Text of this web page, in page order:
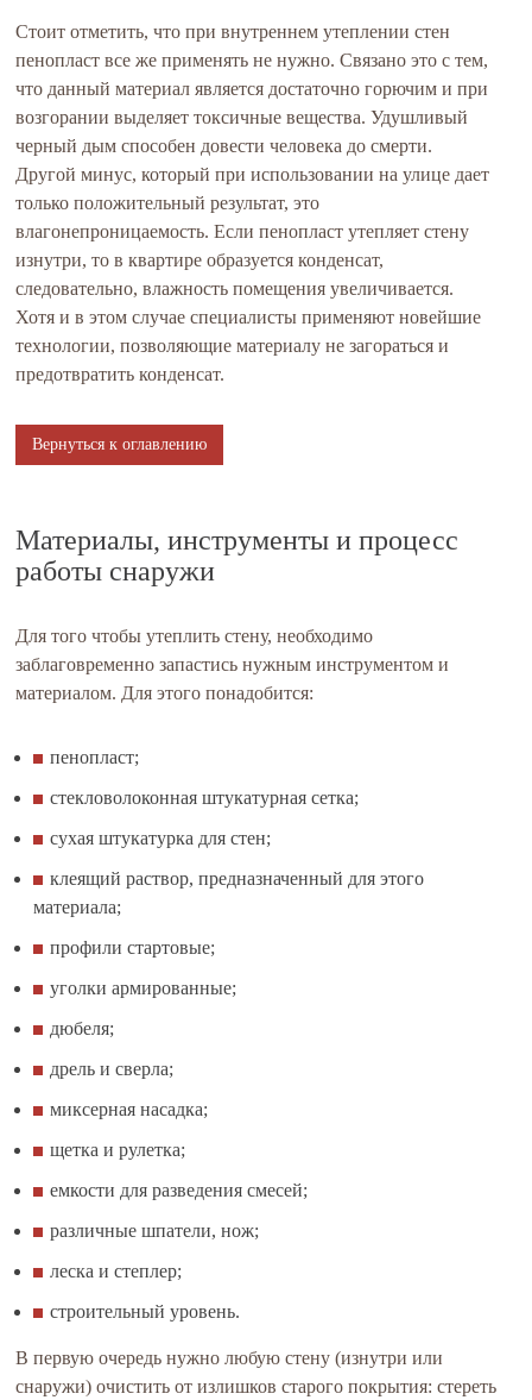
Стоит отметить, что при внутреннем утеплении стен
пенопласт все же применять не нужно. Связано это с тем,
что данный материал является достаточно горючим и при
возгорании выделяет токсичные вещества. Удушливый
черный дым способен довести человека до смерти.
Другой минус, который при использовании на улице дает
только положительный результат, это
влагонепроницаемость. Если пенопласт утепляет стену
изнутри, то в квартире образуется конденсат,
следовательно, влажность помещения увеличивается.
Хотя и в этом случае специалисты применяют новейшие
технологии, позволяющие материалу не загораться и
предотвратить конденсат.
Вернуться к оглавлению
Материалы, инструменты и процесс
работы снаружи
Для того чтобы утеплить стену, необходимо
заблаговременно запастись нужным инструментом и
материалом. Для этого понадобится:
пенопласт;
стекловолоконная штукатурная сетка;
сухая штукатурка для стен;
клеящий раствор, предназначенный для этого
материала;
профили стартовые;
уголки армированные;
дюбеля;
дрель и сверла;
миксерная насадка;
щетка и рулетка;
емкости для разведения смесей;
различные шпатели, нож;
леска и степлер;
строительный уровень.
В первую очередь нужно любую стену (изнутри или
снаружи) очистить от излишков старого покрытия: стереть